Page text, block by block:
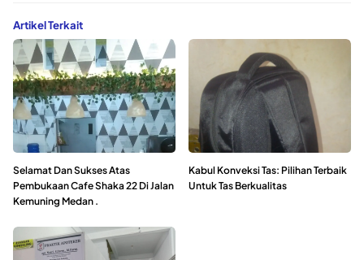
Artikel Terkait
Selamat Dan Sukses Atas
Pembukaan Cafe Shaka 22 Di Jalan
Kemuning Medan .
Kabul Konveksi Tas: Pilihan Terbaik
Untuk Tas Berkualitas